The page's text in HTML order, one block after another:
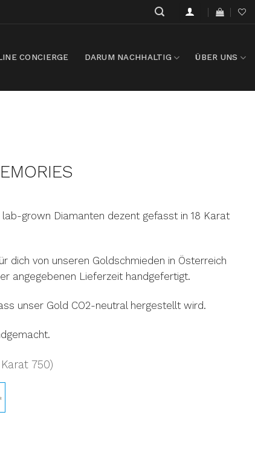
CONCIERGE DARUM NACHHALTIG ÜBER UNS
lab-grown Diamanten dezent gefasst in 18 Karat
dich von unseren Goldschmieden in Österreich
angegebenen Lieferzeit handgefertigt.
unser Gold CO2-neutral hergestellt wird.
750)